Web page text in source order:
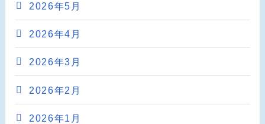
2026年5月
2026年4月
2026年3月
2026年2月
2026年1月